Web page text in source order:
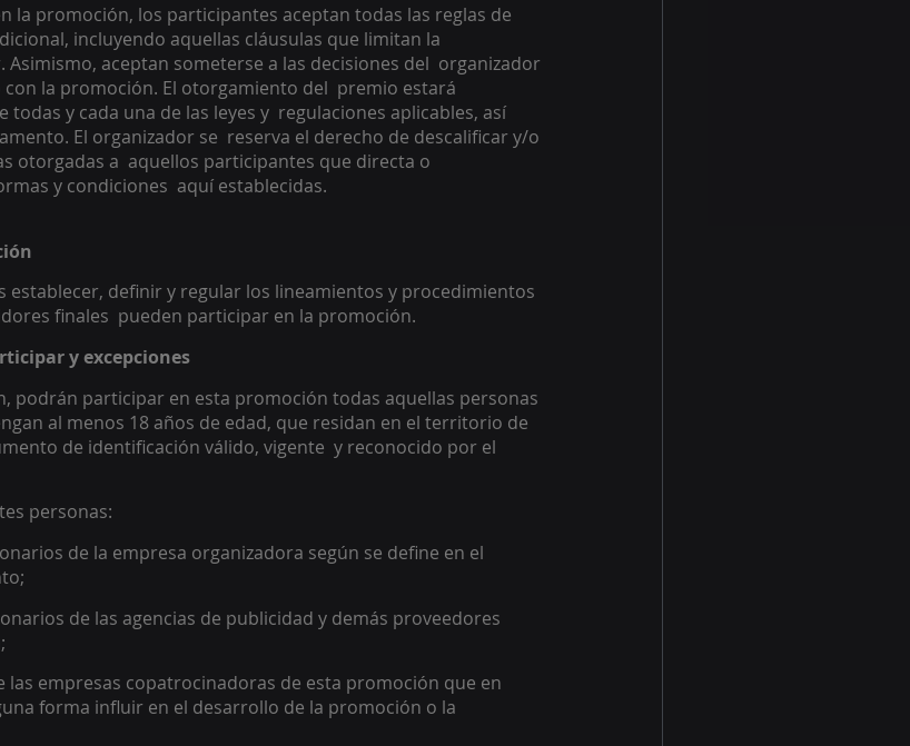
la promoción, los participantes aceptan todas las reglas de
incluyendo aquellas cláusulas que limitan la
aceptan someterse a las decisiones del  organizador
la promoción. El otorgamiento del  premio estará
y cada una de las leyes y  regulaciones aplicables, así
El organizador se  reserva el derecho de descalificar y/o
otorgadas a  aquellos participantes que directa o
y condiciones  aquí establecidas.
establecer, definir y regular los lineamientos y procedimientos
finales  pueden participar en la promoción.
y excepciones
podrán participar en esta promoción todas aquellas personas
al menos 18 años de edad, que residan en el territorio de
de identificación válido, vigente  y reconocido por el
personas:
de la empresa organizadora según se define en el
de las agencias de publicidad y demás proveedores
las empresas copatrocinadoras de esta promoción que en
forma influir en el desarrollo de la promoción o la